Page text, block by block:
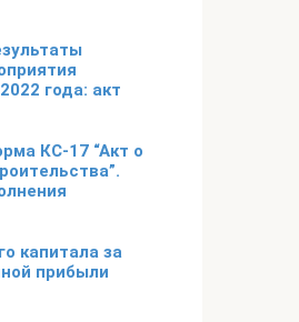
года: акт
КС-17 “Акт о
капитала за
прибыли